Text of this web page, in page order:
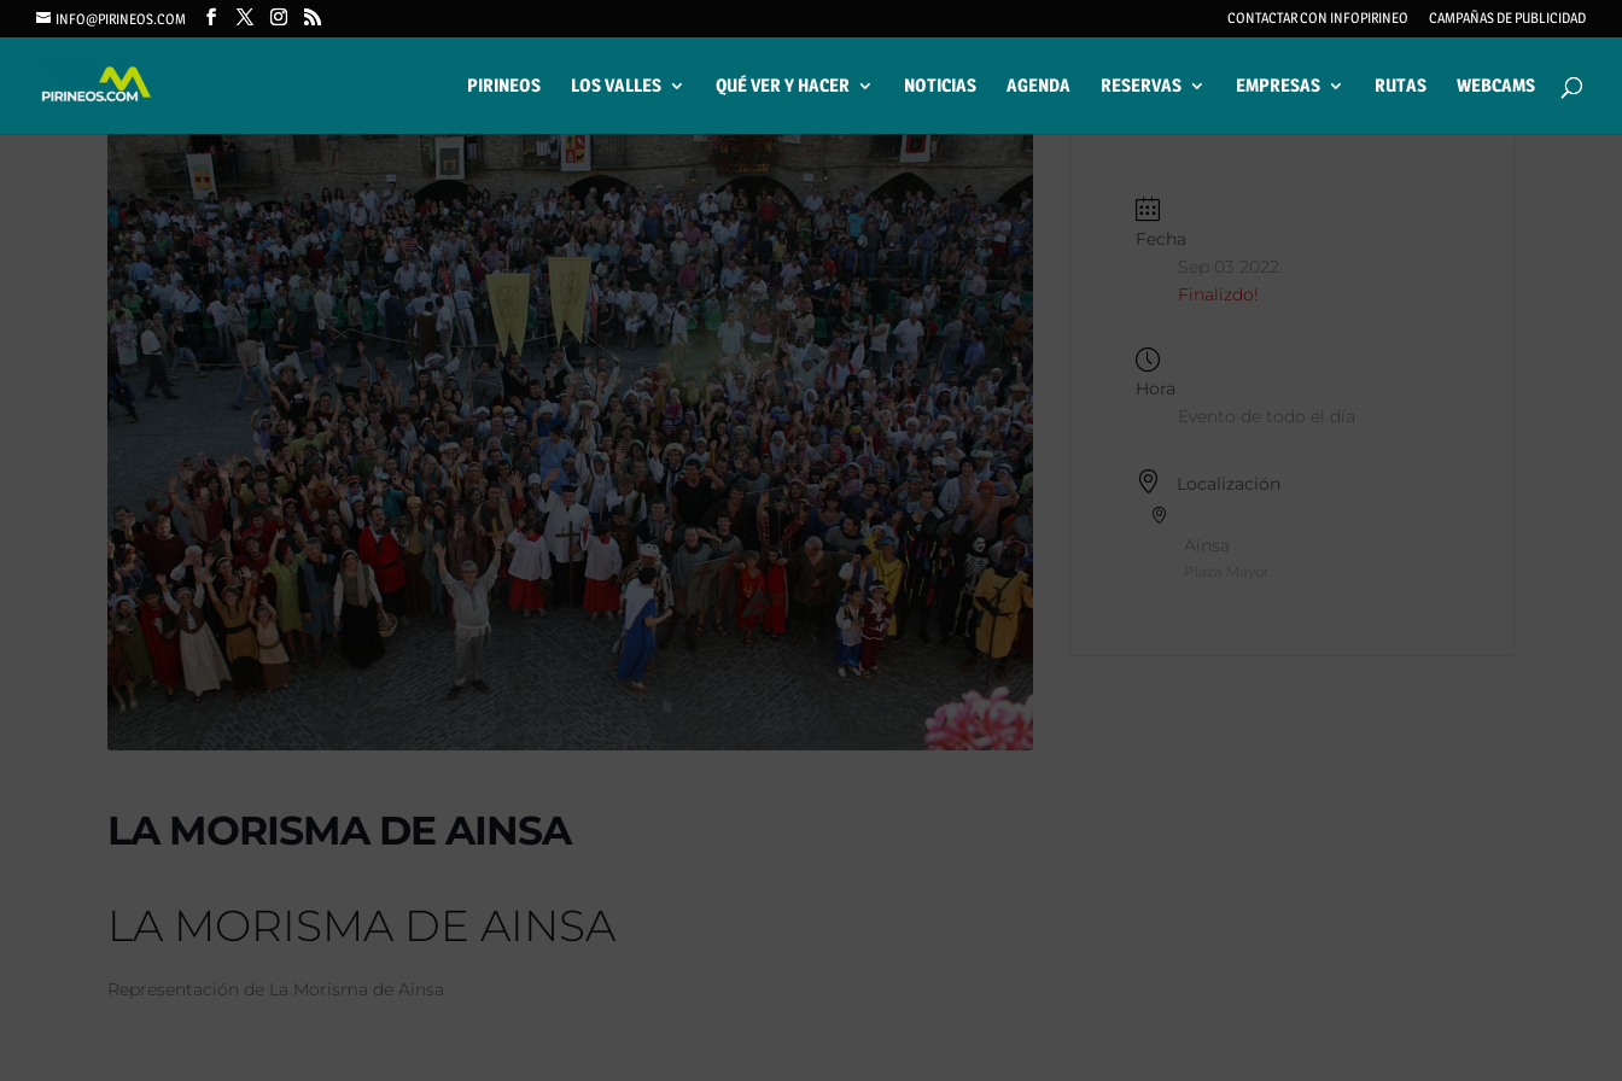
INFO@PIRINEOS.COM CONTACTAR CON INFOPIRINEO CAMPAÑAS DE PUBLICIDAD
PIRINEOS LOS VALLES QUÉ VER Y HACER NOTICIAS AGENDA RESERVAS EMPRESAS RUTAS WEBCAMS
LA MORISMA DE AINSA
LA MORISMA DE AINSA
Representación de La Morisma de Ainsa
Fecha
Sep 03 2022
Finalizdo!
Hora
Evento de todo el día
Localización
Aínsa
Plaza Mayor